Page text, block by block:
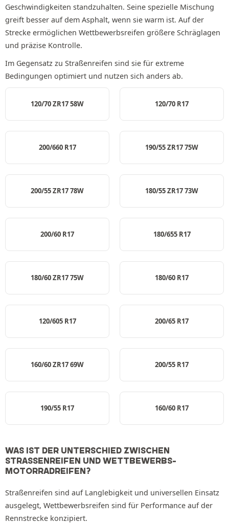
Geschwindigkeiten standzuhalten. Seine spezielle Mischung
greift besser auf dem Asphalt, wenn sie warm ist. Auf der
Strecke ermöglichen Wettbewerbsreifen größere Schräglagen
und präzise Kontrolle.
Im Gegensatz zu Straßenreifen sind sie für extreme
Bedingungen optimiert und nutzen sich anders ab.
120/70 ZR17 58W 120/70 R17
200/660 R17 190/55 ZR17 75W
200/55 ZR17 78W 180/55 ZR17 73W
200/60 R17 180/655 R17
180/60 ZR17 75W 180/60 R17
120/605 R17 200/65 R17
160/60 ZR17 69W 200/55 R17
190/55 R17 160/60 R17
WAS IST DER UNTERSCHIED ZWISCHEN
STRASSENREIFEN UND WETTBEWERBS-M
OTORRADREIFEN?
Straßenreifen sind auf Langlebigkeit und universellen Einsatz
ausgelegt, Wettbewerbsreifen sind für Performance auf der
Rennstrecke konzipiert.